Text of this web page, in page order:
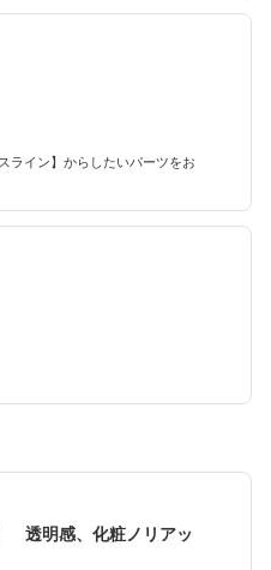
ライン】からしたいパーツをお
透明感、化粧ノリアッ